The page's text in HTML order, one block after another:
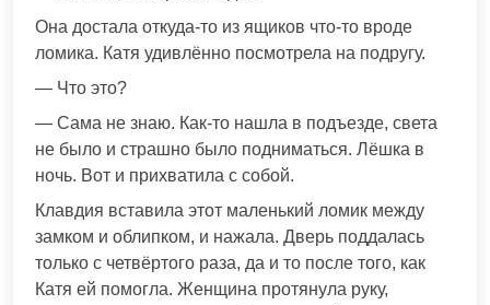
Она достала откуда-то из ящиков что-то вроде
ломика. Катя удивлённо посмотрела на подругу.
— Что это?
— Сама не знаю. Как-то нашла в подъезде, света
не было и страшно было подниматься. Лёшка в
ночь. Вот и прихватила с собой.
Клавдия вставила этот маленький ломик между
замком и облипком, и нажала. Дверь поддалась
только с четвёртого раза, да и то после того, как
Катя ей помогла. Женщина протянула руку,